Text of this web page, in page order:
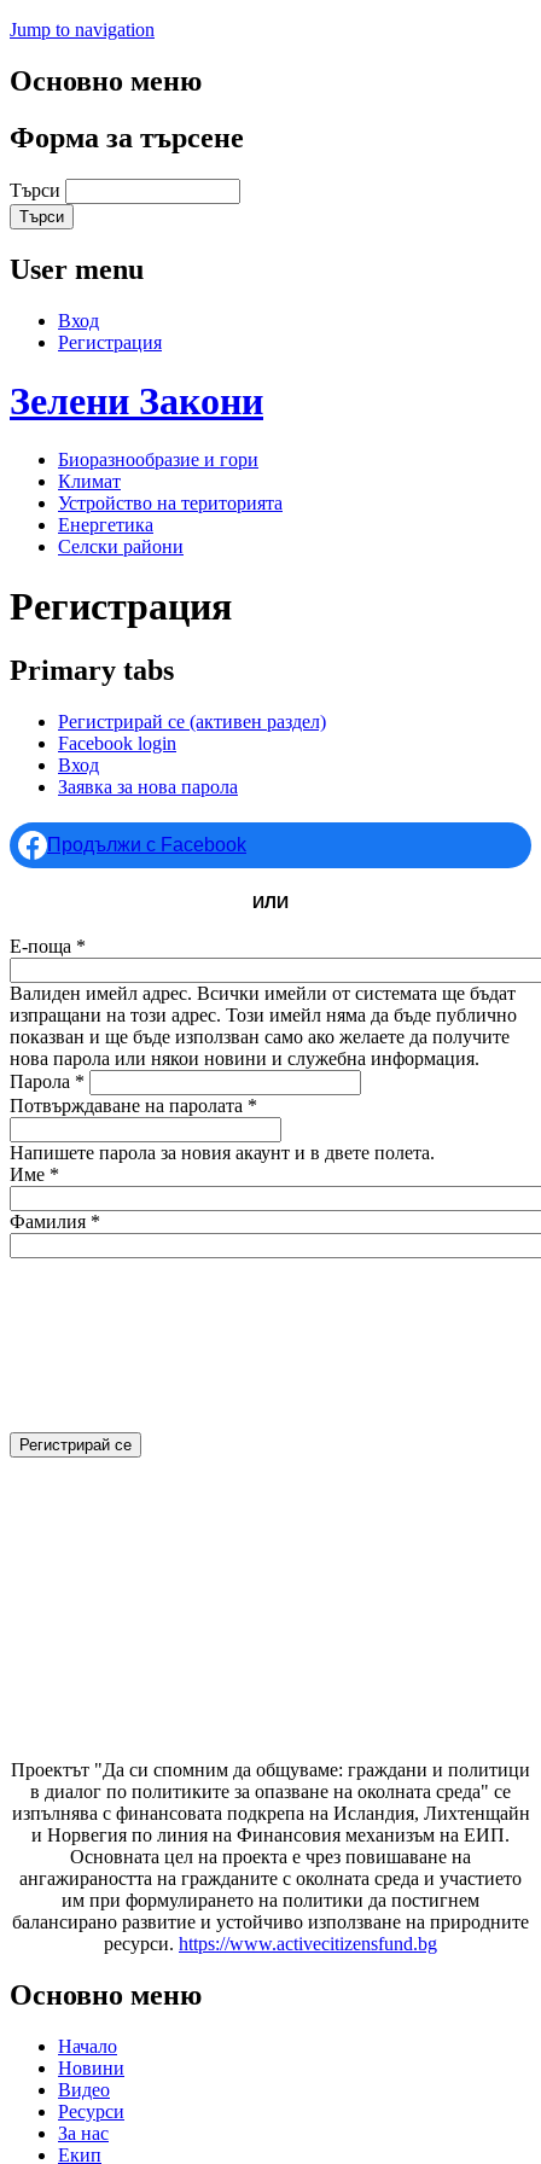
Jump to navigation
Основно меню
Форма за търсене
Търси
User menu
Вход
Регистрация
Зелени Закони
Биоразнообразие и гори
Климат
Устройство на територията
Енергетика
Селски райони
Регистрация
Primary tabs
Регистрирай се (активен раздел)
Facebook login
Вход
Заявка за нова парола
Продължи с Facebook
ИЛИ
Е-поща *
Валиден имейл адрес. Всички имейли от системата ще бъдат
изпращани на този адрес. Този имейл няма да бъде публично
показван и ще бъде използван само ако желаете да получите
нова парола или някои новини и служебна информация.
Парола *
Потвърждаване на паролата *
Напишете парола за новия акаунт и в двете полета.
Име *
Фамилия *
Проектът "Да си спомним да общуваме: граждани и политици
в диалог по политиките за опазване на околната среда" се
изпълнява с финансовата подкрепа на Исландия, Лихтенщайн
и Норвегия по линия на Финансовия механизъм на ЕИП.
Основната цел на проекта е чрез повишаване на
ангажираността на гражданите с околната среда и участието
им при формулирането на политики да постигнем
балансирано развитие и устойчиво използване на природните
ресурси. https://www.activecitizensfund.bg
Основно меню
Начало
Новини
Видео
Ресурси
За нас
Екип